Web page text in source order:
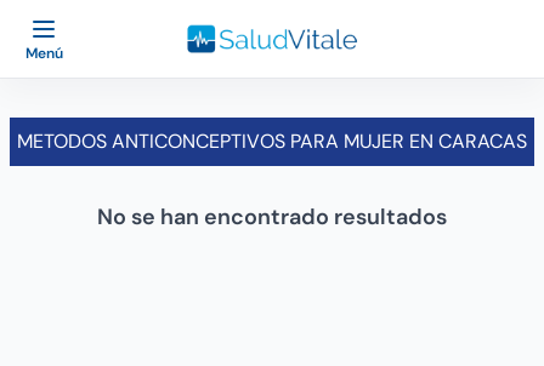
Menú
METODOS ANTICONCEPTIVOS PARA MUJER EN CARACAS
No se han encontrado resultados